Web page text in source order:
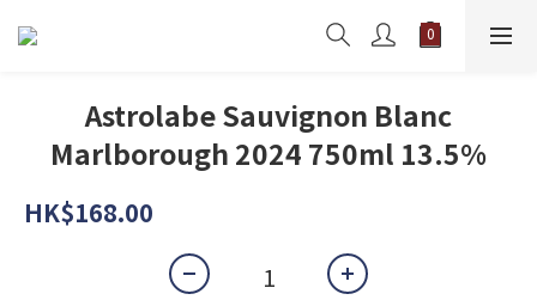
Astrolabe Sauvignon Blanc
Marlborough 2024 750ml 13.5%
HK$168.00